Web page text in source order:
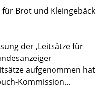
Brot und Kleingebäck
der ‚Leitsätze für
aufgenommen hat
Kommission...